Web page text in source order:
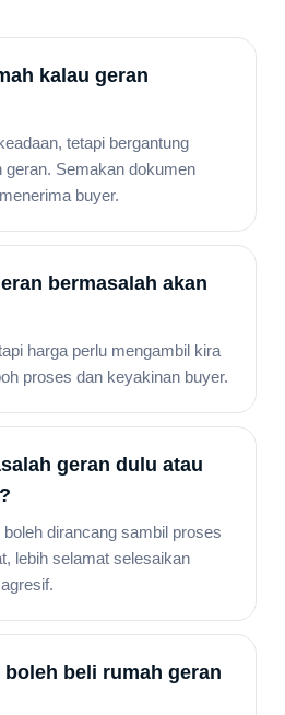
kalau geran
tetapi bergantung
geran. Semakan dokumen
buyer.
bermasalah akan
harga perlu mengambil kira
proses dan keyakinan buyer.
geran dulu atau
dirancang sambil proses
lebih selamat selesaikan
beli rumah geran